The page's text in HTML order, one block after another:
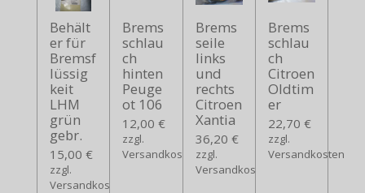
Behält
er für
Bremsf
lüssig
keit
LHM
grün
gebr.
15,00 €
zzgl.
Versandkosten
Brems
schlau
ch
hinten
Peuge
ot 106
12,00 €
zzgl.
Versandkosten
Brems
seile
links
und
rechts
Citroen
Xantia
36,20 €
zzgl.
Versandkosten
Brems
schlau
ch
Citroen
Oldtim
er
22,70 €
zzgl.
Versandkosten